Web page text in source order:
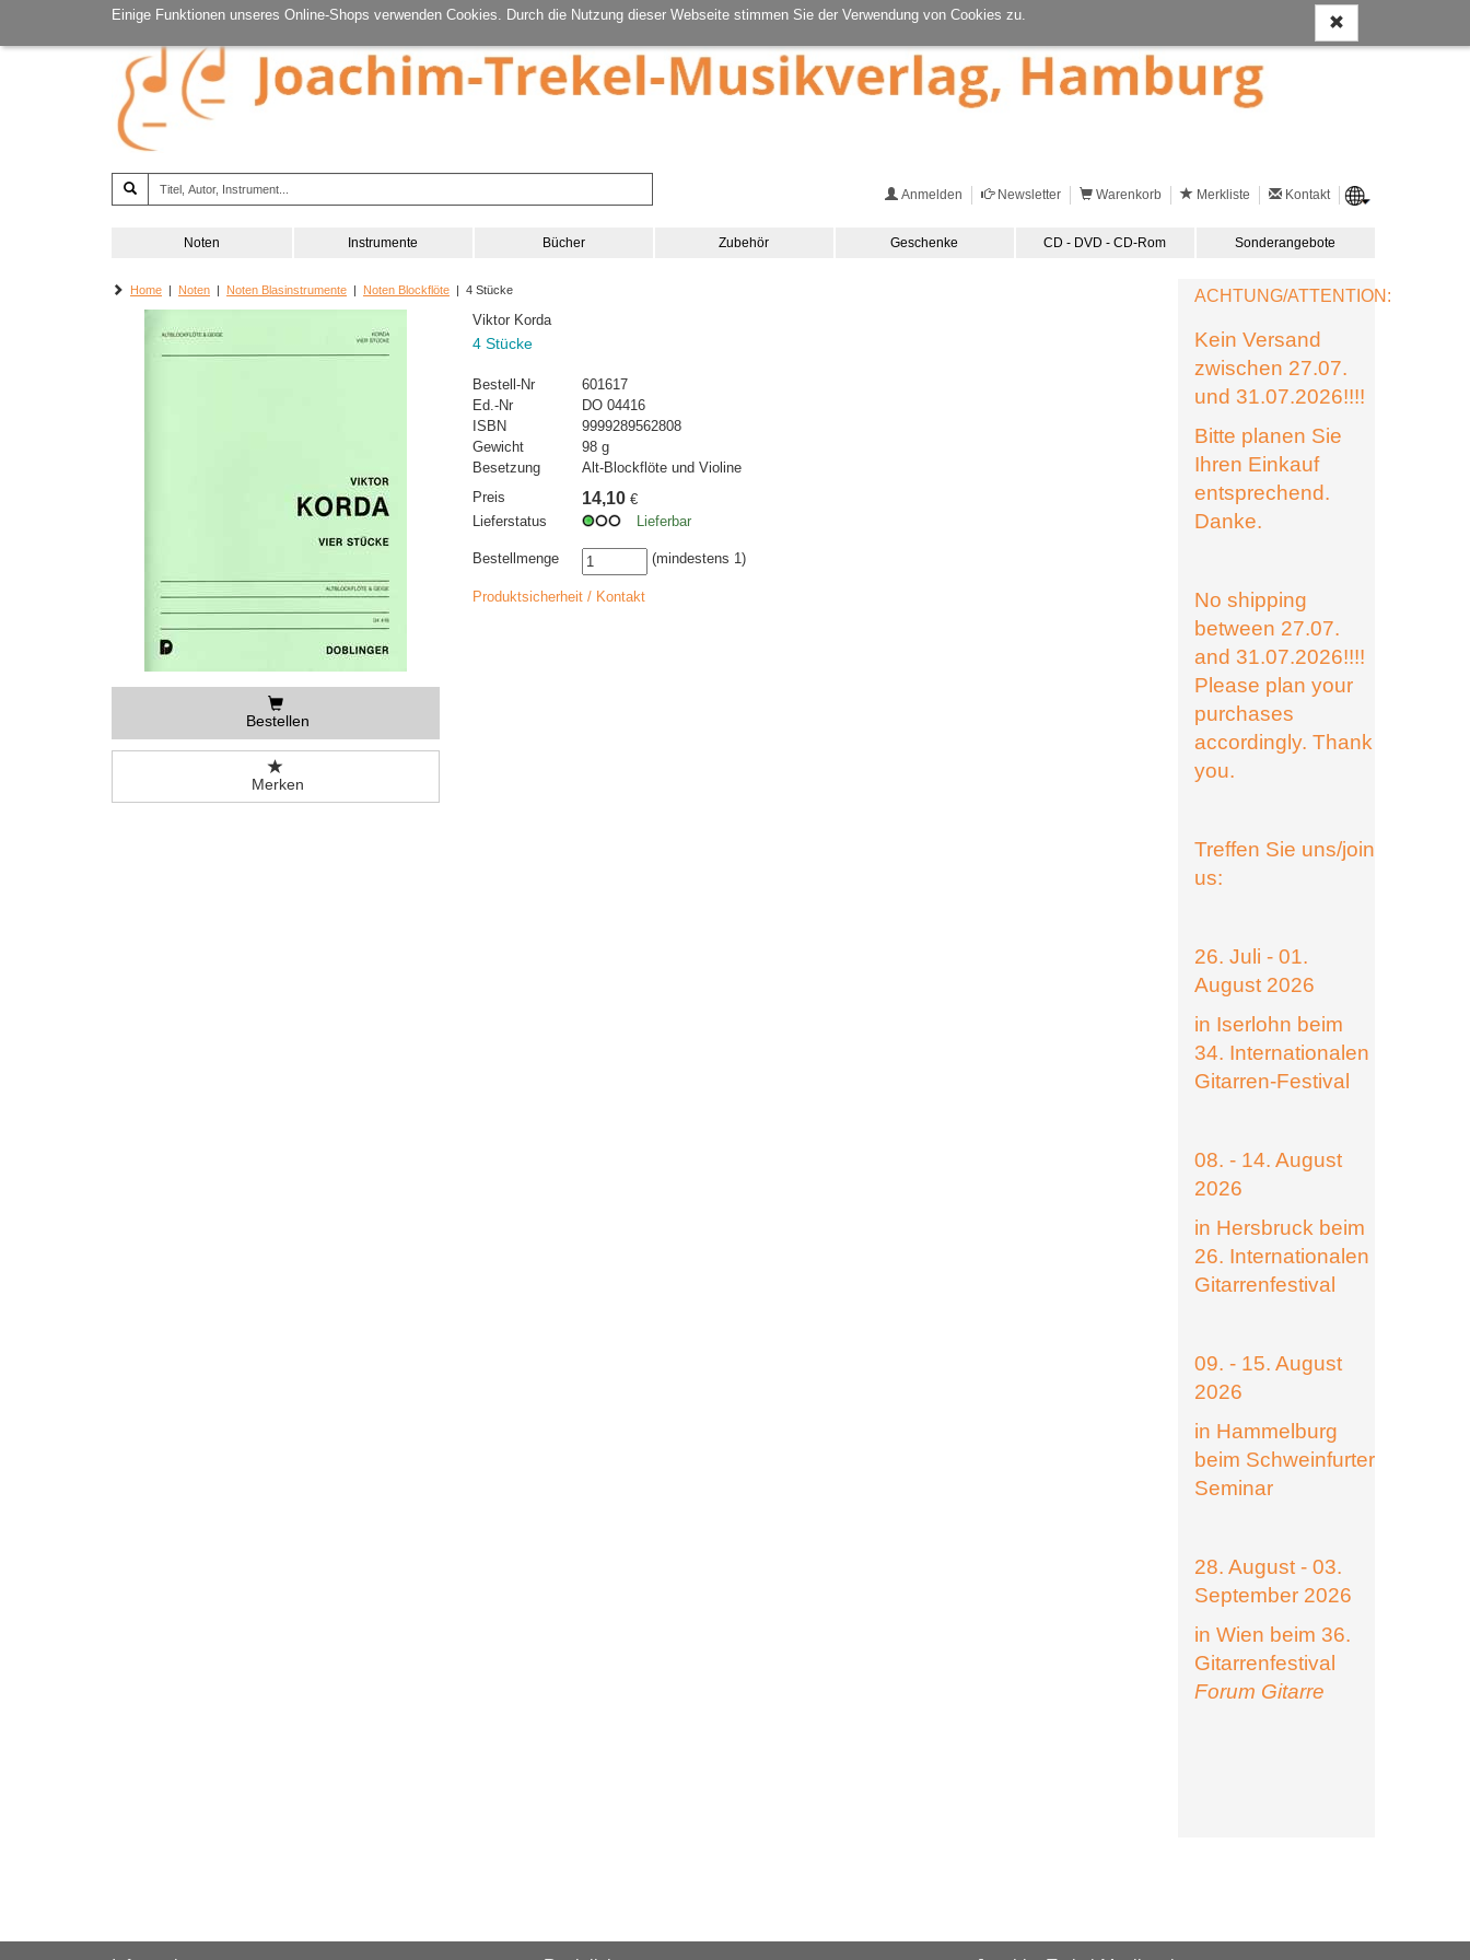
Einige Funktionen unseres Online-Shops verwenden Cookies. Durch die Nutzung dieser Webseite stimmen Sie der Verwendung von Cookies zu.
Anmelden Newsletter Warenkorb Merkliste Kontakt
Noten Instrumente Bücher Zubehör Geschenke CD - DVD - CD-Rom Sonderangebote
Home | Noten | Noten Blasinstrumente | Noten Blockflöte | 4 Stücke
Bestellen
Merken
Viktor Korda
4 Stücke
Bestell-Nr
601617
Ed.-Nr
DO 04416
ISBN
9999289562808
Gewicht
98 g
Besetzung
Alt-Blockflöte und Violine
Preis
14,10 €
Lieferstatus
Lieferbar
Bestellmenge (mindestens 1)
Produktsicherheit / Kontakt
ACHTUNG/ATTENTION:
Kein Versand
zwischen 27.07.
und 31.07.2026!!!!
Bitte planen Sie
Ihren Einkauf
entsprechend.
Danke.
No shipping
between 27.07.
and 31.07.2026!!!!
Please plan your
purchases
accordingly. Thank
you.
Treffen Sie uns/join
us:
26. Juli - 01.
August 2026
in Iserlohn beim
34. Internationalen
Gitarren-Festival
08. - 14. August
2026
in Hersbruck beim
26. Internationalen
Gitarrenfestival
09. - 15. August
2026
in Hammelburg
beim Schweinfurter
Seminar
28. August - 03.
September 2026
in Wien beim 36.
Gitarrenfestival
Forum Gitarre